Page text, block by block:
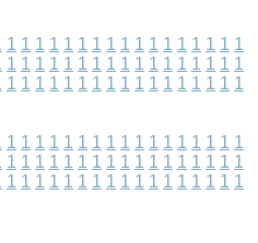
1 1 1 1 1 1 1 1 1 1 1 1 1 1 1 1 1
1 1 1 1 1 1 1 1 1 1 1 1 1 1 1 1 1
1 1 1 1 1 1 1 1 1 1 1 1 1 1 1 1 1
1 1 1 1 1 1 1 1 1 1 1 1 1 1 1 1 1
1 1 1 1 1 1 1 1 1 1 1 1 1 1 1 1 1
1 1 1 1 1 1 1 1 1 1 1 1 1 1 1 1 1